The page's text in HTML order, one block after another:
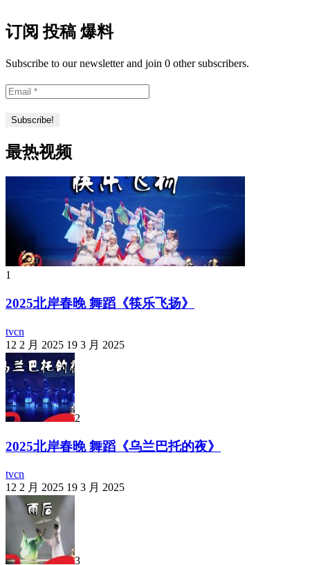
订阅 投稿 爆料
Subscribe to our newsletter and join 0 other subscribers.
最热视频
1
2025北岸春晚 舞蹈《筷乐飞扬》
tvcn
12 2 月 2025 19 3 月 2025
2
2025北岸春晚 舞蹈《乌兰巴托的夜》
tvcn
12 2 月 2025 19 3 月 2025
3